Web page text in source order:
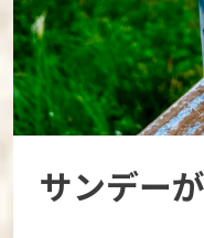
サンデー